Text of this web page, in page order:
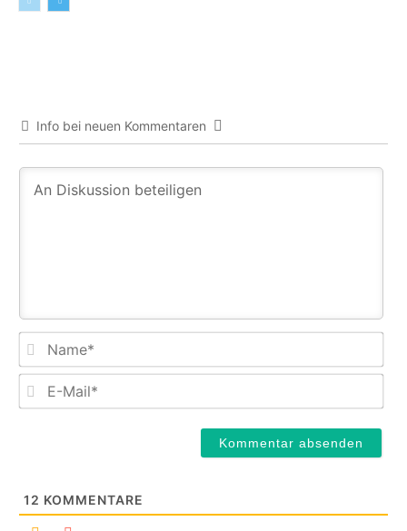
Info bei neuen Kommentaren
E-
12 KOMMENTARE